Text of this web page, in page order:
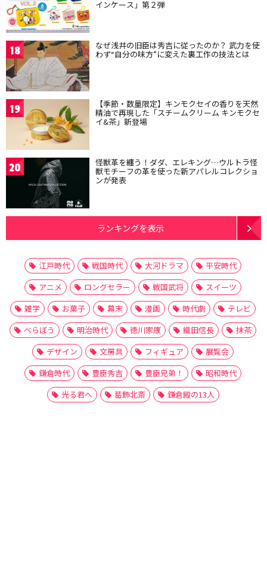
インケース」第２弾
18 なぜ浅井の旧臣は秀吉に従ったのか？ 武力を使
わず“自分の味方”に変えた裏工作の技法とは
19 【季節・数量限定】キンモクセイの香りを天然
精油で再現した「スチームクリーム キンモクセ
イ&茶」新登場
20 怪獣革を纏う！ダダ、エレキング…ウルトラ怪
獣モチーフの革を使った新アパレルコレクショ
ンが発表
ランキングを表示
江戸時代 戦国時代 大河ドラマ
平安時代
アニメ
ロングセラー 戦国武将
スイーツ
雑学
お菓子 幕末 漫画 時代劇
テレビ
べらぼう
明治時代 徳川家康 織田信長
抹茶
デザイン
文房具 フィギュア
展覧会
鎌倉時代
豊臣秀吉 豊臣兄弟！
昭和時代
光る君へ
葛飾北斎 鎌倉殿の13人